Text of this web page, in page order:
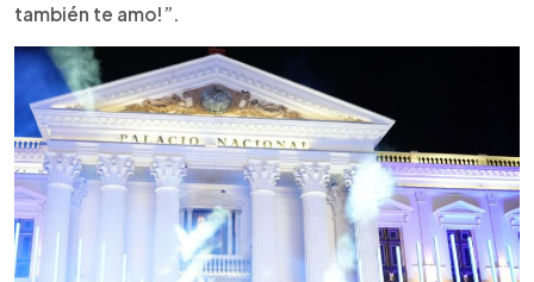
también te amo!”.